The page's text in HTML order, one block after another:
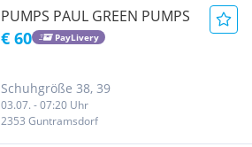
PUMPS PAUL GREEN PUMPS
€ 60 PayLivery
Schuhgröße 38, 39
03.07. - 07:20 Uhr
2353 Guntramsdorf